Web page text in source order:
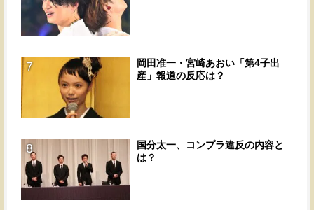
7
岡田准一・宮崎あおい「第4子出
産」報道の反応は？
8
国分太一、コンプラ違反の内容と
は？